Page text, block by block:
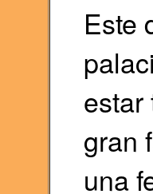
Este
estar
gran
una